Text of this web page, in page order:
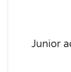
Junior